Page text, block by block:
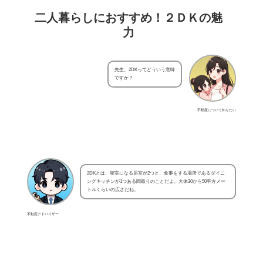
二人暮らしにおすすめ！２ＤＫの魅
力
不動産について知りたい
先生、2DKってどういう意味
ですか？
不動産アドバイザー
2DKとは、寝室になる居室が2つと、食事をする場所であるダイニ
ングキッチンが1つある間取りのことだよ。大体30から50平方メー
トルくらいの広さだね。